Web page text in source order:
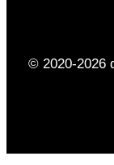
© 2020-2026